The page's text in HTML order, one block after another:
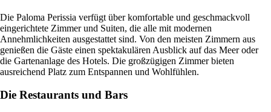
Die Paloma Perissia verfügt über komfortable und geschmackvoll
eingerichtete Zimmer und Suiten, die alle mit modernen
Annehmlichkeiten ausgestattet sind. Von den meisten Zimmern aus
genießen die Gäste einen spektakulären Ausblick auf das Meer oder
die Gartenanlage des Hotels. Die großzügigen Zimmer bieten
ausreichend Platz zum Entspannen und Wohlfühlen.
Die Restaurants und Bars